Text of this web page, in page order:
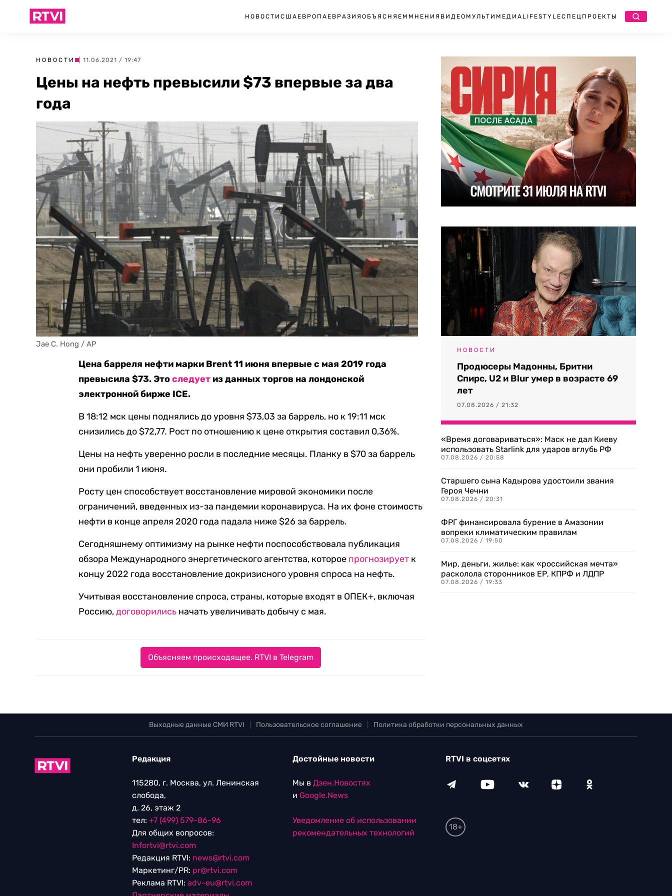
НОВОСТИ США ЕВРОПА ЕВРАЗИЯ ОБЪЯСНЯЕМ МНЕНИЯ ВИДЕО МУЛЬТИМЕДИА LIFESTYLEСПЕЦПРОЕКТЫ
НОВОСТИ | 11.06.2021 / 19:47
Цены на нефть превысили $73 впервые за два
года
Jae C. Hong / AP
Цена барреля нефти марки Brent 11 июня впервые с мая 2019 года
превысила $73. Этоследует из данных торгов на лондонской
электронной бирже ICE.
В 18:12 мск цены поднялись до уровня $73,03 за баррель, но к 19:11 мск
снизились до $72,77. Рост по отношению к цене открытия составил 0,36%.
Цены на нефть уверенно росли в последние месяцы. Планку в $70 за баррель
они пробили 1 июня.
Росту цен способствует восстановление мировой экономики после
ограничений, введенных из-за пандемии коронавируса. На их фоне стоимость
нефти в конце апреля 2020 года падала ниже $26 за баррель.
Сегодняшнему оптимизму на рынке нефти поспособствовала публикация
обзора Международного энергетического агентства, которое прогнозирует к
концу 2022 года восстановление докризисного уровня спроса на нефть.
Учитывая восстановление спроса, страны, которые входят в ОПЕК+, включая
Россию,договорились начать увеличивать добычу с мая.
Объясняем происходящее. RTVI в Telegram
НОВОСТИ
Продюсеры Мадонны, Бритни
Спирс, U2 и Blur умер в возрасте 69
лет
07.08.2026 / 21:32
«Время договариваться»: Маск не дал Киеву
использовать Starlink для ударов вглубь РФ
07.08.2026 / 20:58
Старшего сына Кадырова удостоили звания
Героя Чечни
07.08.2026 / 20:31
ФРГ финансировала бурение в Амазонии
вопреки климатическим правилам
07.08.2026 / 19:50
Мир, деньги, жилье: как «российская мечта»
расколола сторонников ЕР, КПРФ и ЛДПР
07.08.2026 / 19:33
Выходные данные СМИ RTVI Пользовательское соглашение Политика обработки персональных данных
Редакция
115280, г. Москва, ул. Ленинская
слобода,
д. 26, этаж 2
тел: +7 (499) 579-86-96
Для общих вопросов:
Infortvi@rtvi.com
Редакция RTVI: news@rtvi.com
Маркетинг/PR: pr@rtvi.com
Реклама RTVI: adv-eu@rtvi.com
Достойные новости
Мы в Дзен.Новостях
и Google.News
Уведомление об использовании
рекомендательных технологий
RTVI в соцсетях
18+